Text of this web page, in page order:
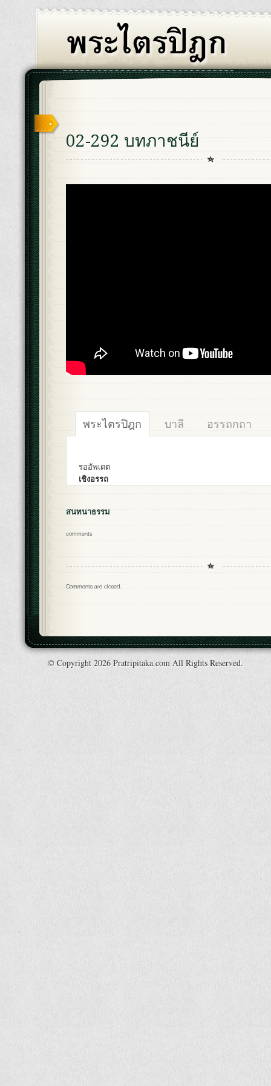
02-292 บทภาชนีย์
พระไตรปิฎก บาลี อรรถกถา
รออัพเดต
เชิงอรรถ
สนทนาธรรม
comments
Comments are closed.
© Copyright 2026 Pratripitaka.com All Rights Reserved.